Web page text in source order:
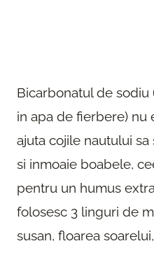
Bicarbonatul de
in apa de fierbere) nu
ajuta cojile nautului
si inmoaie boabele,
pentru un humus
folosesc 3 linguri de
susan, floarea